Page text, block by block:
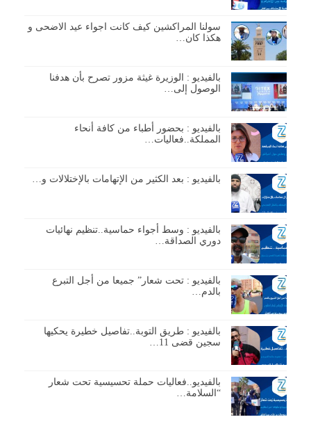
سولنا المراكشين كيف كانت اجواء عيد الاضحى و
هكذا كان…
بالفيديو : الوزيرة غيثة مزور تصرح بأن هدفنا
الوصول إلى…
بالفيديو : بحضور أطباء من كافة أنحاء
المملكة..فعاليات…
بالفيديو : بعد الكثير من الإتهامات بالإختلالات و…
بالفيديو : وسط أجواء حماسية..تنظيم نهائيات
دوري الصداقة…
بالفيديو : تحت شعار” جميعا من أجل التبرع
بالدم…
بالفيديو : طريق التوبة..تفاصيل خطيرة يحكيها
سجين قضى 11…
بالفيديو..فعاليات حملة تحسيسية تحت شعار
“السلامة…